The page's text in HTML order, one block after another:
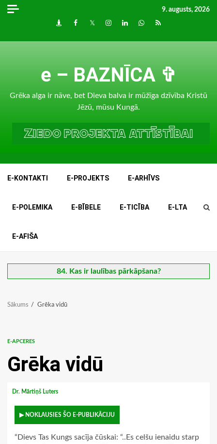
Skip
9. augusts, 2026
DraugiemFacebook
TwitterInstagram
LinkedInwhatsapp
RSS
e – BAZNĪCA ✞
Grēka alga ir nāve, bet Dieva balva ir mūžīga dzīvība Kristū
Jēzū, mūsu Kungā.
E-KONTAKTI E-PROJEKTS E-ARHĪVS
E-POLEMIKA E-BĪBELE E-TICĪBA E-LTA
E-AFIŠA
84. Kas ir laulības pārkāpšana?
Sākums Grēka vidū
E-APCERES
Grēka vidū
Dr. Mārtiņš Luters
▶ NOKLAUSIES ŠO E-PUBLIKĀCIJU
“Dievs Tas Kungs sacīja čūskai: “..Es celšu ienaidu starp